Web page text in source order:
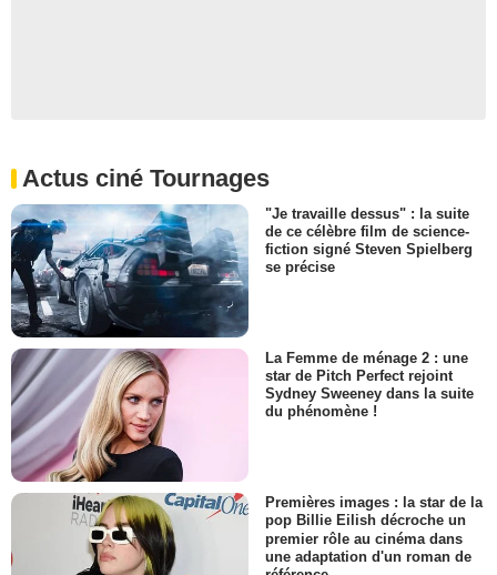
Actus ciné Tournages
"Je travaille dessus" : la suite
de ce célèbre film de science-
fiction signé Steven Spielberg
se précise
La Femme de ménage 2 : une
star de Pitch Perfect rejoint
Sydney Sweeney dans la suite
du phénomène !
Premières images : la star de la
pop Billie Eilish décroche un
premier rôle au cinéma dans
une adaptation d'un roman de